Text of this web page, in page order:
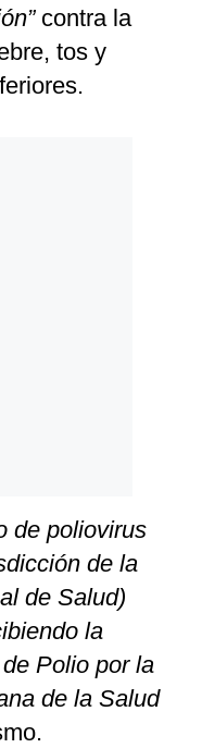
contra la
tos y
de poliovirus
de la
de Salud)
la
Polio por la
de la Salud